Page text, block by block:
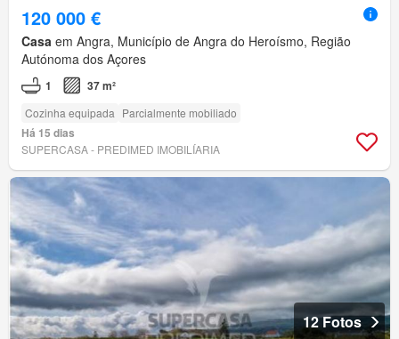
120 000 €
Casa em Angra, Município de Angra do Heroísmo, Região
Autónoma dos Açores
1 37 m²
Cozinha equipada Parcialmente mobiliado
Há 15 dias
SUPERCASA - PREDIMED IMOBILÍARIA
12 Fotos